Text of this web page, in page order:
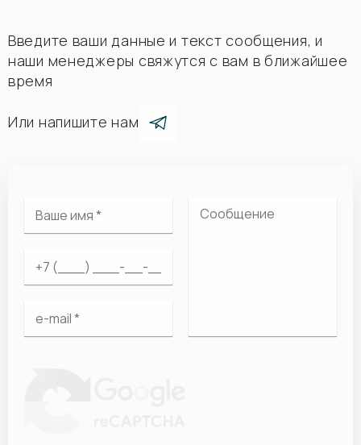
Введите ваши данные и текст сообщения, и
наши менеджеры свяжутся с вам в ближайшее
время
Или напишите нам